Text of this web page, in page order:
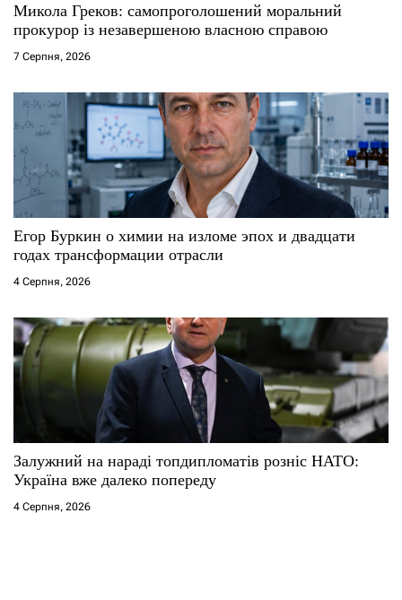
Микола Греков: самопроголошений моральний
прокурор із незавершеною власною справою
7 Серпня, 2026
Егор Буркин о химии на изломе эпох и двадцати
годах трансформации отрасли
4 Серпня, 2026
Залужний на нараді топдипломатів розніс НАТО:
Україна вже далеко попереду
4 Серпня, 2026